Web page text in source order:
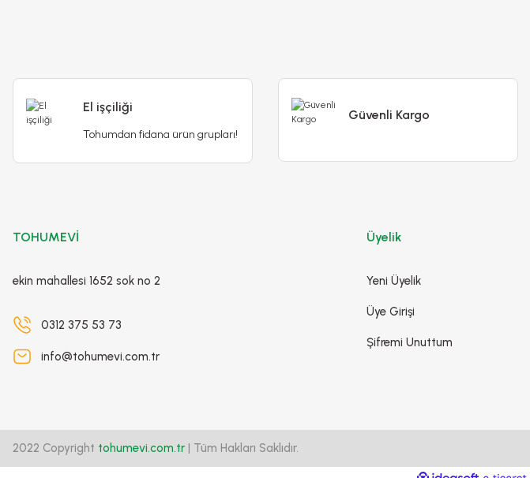
Yaprak Sararmalarına Karşı Sıvı Bitki Besini
90,00 TL
Yeşil Yapraklı Bitkiler İçin Sıvı Besin
75,00 TL
El işçiliği
Tohumdan fidana ürün grupları!
Güvenli Kargo
TOHUMEVİ
ekin mahallesi 1652 sok no 2
0312 375 53 73
info@tohumevi.com.tr
Üyelik
Yeni Üyelik
Üye Girişi
Şifremi Unuttum
2022 Copyright tohumevi.com.tr | Tüm Hakları Saklıdır.